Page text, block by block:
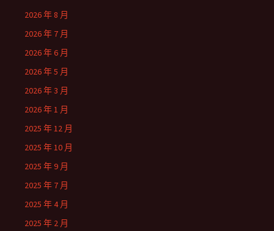
2026 年 8 月
2026 年 7 月
2026 年 6 月
2026 年 5 月
2026 年 3 月
2026 年 1 月
2025 年 12 月
2025 年 10 月
2025 年 9 月
2025 年 7 月
2025 年 4 月
2025 年 2 月